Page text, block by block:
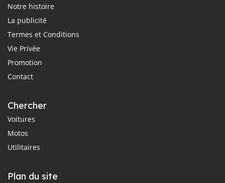
Notre histoire
La publicité
Termes et Conditions
Vie Privée
Promotion
Contact
Chercher
Voitures
Motos
Utilitaires
Plan du site